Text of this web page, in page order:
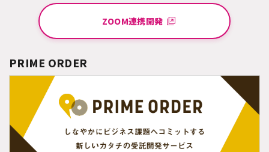
ZOOM連携開発
PRIME ORDER